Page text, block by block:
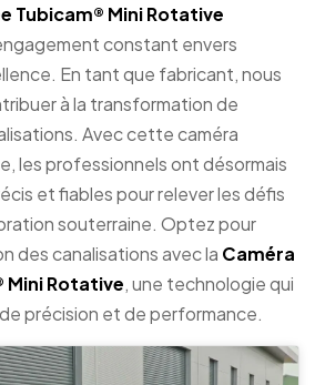
Tubicam® Mini Rotative
constant envers
En tant que fabricant, nous
à la transformation de
Avec cette caméra
les professionnels ont désormais
et fiables pour relever les défis
souterraine. Optez pour
des canalisations avec la Caméra
Mini Rotative, une technologie qui
précision et de performance.